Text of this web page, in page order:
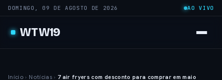
DOMINGO, 09 DE AGOSTO DE 2026 AO VIVO
WTW19
Início › Notícias › 7 air fryers com desconto para comprar em maio